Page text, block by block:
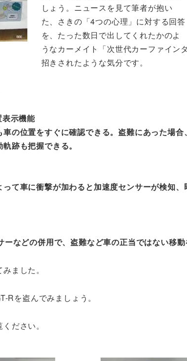
しょう。ニュースを見て筆者が抱い
た、さきの「4つの心理」に対する回答
を、たった数日で出してくれたかのよ
うなカーメイト「次世代カーファイン
招きされたような気分です。
示機能
の位置をすぐに確認できる。盗難にあった場
跡も把握できる。
て車に衝撃が加わると加速度センサーが検知、
ーなどの併用で、盗難など車の正当ではない移
ました。
Rを盗んでみましょう。
ださい。